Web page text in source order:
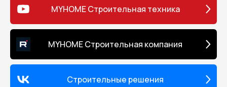
MYHOME Строительная техника
MYHOME Строительная компания
Строительные решения